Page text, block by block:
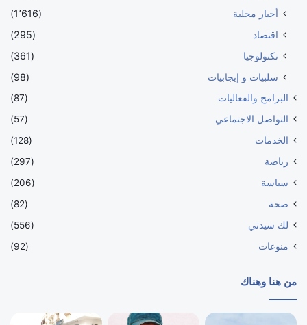
أخبار محلية
(1٬616)
اقتصاد
(295)
تكنولوجيا
(361)
سلبيات و إيجابيات
(98)
البرامج والفعاليات
(87)
التواصل الاجتماعي
(57)
الخدمات
(128)
رياضة
(297)
سياسة
(206)
صحة
(82)
لك سيدتي
(556)
منوعات
(92)
من هنا وهناك